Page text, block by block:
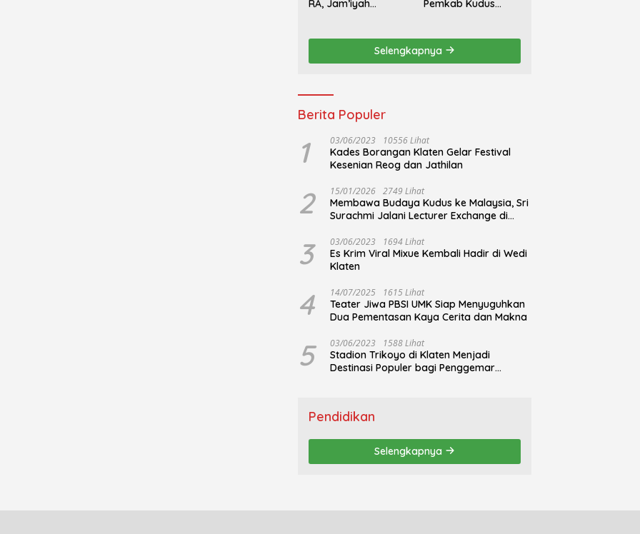
RA, Jam’iyah
Berlangsung
Pemkab Kudus
Gelar Festival Tari
Lajur Caping Kalo
Selengkapnya
Berita Populer
1 03/06/2023 10556 Lihat
Kades Borangan Klaten Gelar Festival
Kesenian Reog dan Jathilan
2 15/01/2026 2749 Lihat
Membawa Budaya Kudus ke Malaysia, Sri
Surachmi Jalani Lecturer Exchange di
3 03/06/2023 1694 Lihat
Es Krim Viral Mixue Kembali Hadir di Wedi
Klaten
4 14/07/2025 1615 Lihat
Teater Jiwa PBSI UMK Siap Menyuguhkan
Dua Pementasan Kaya Cerita dan Makna
5 03/06/2023 1588 Lihat
Stadion Trikoyo di Klaten Menjadi
Destinasi Populer bagi Penggemar
Pendidikan
Selengkapnya